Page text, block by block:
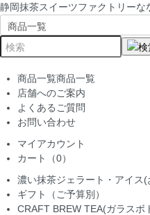
静岡抹茶スイーツファクトリー
商品一覧商品一覧
店舗へのご案内
よくあるご質問
お問い合わせ
マイアカウント
カート（0）
濃い抹茶ジェラート・アイス(
ギフト（ご予算別）
CRAFT BREW TEA(ガラスボ